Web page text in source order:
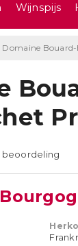
Wijnspijs
Domaine Bouard-
beoordeling